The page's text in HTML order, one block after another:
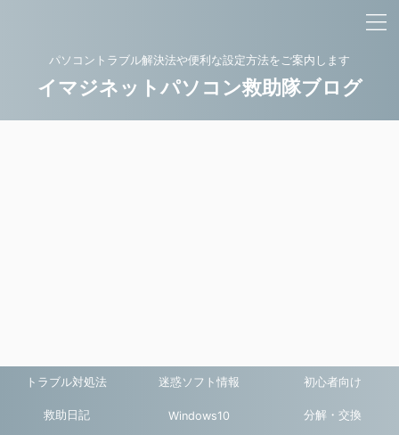
パソコントラブル解決法や便利な設定方法をご案内します
イマジネットパソコン救助隊ブログ
トラブル対処法 迷惑ソフト情報 初心者向け
救助日記 Windows10 分解・交換